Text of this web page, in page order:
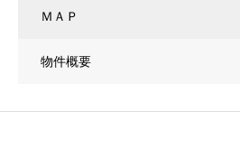
ＭＡＰ
物件概要